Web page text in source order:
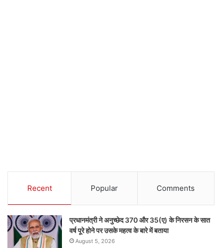
Recent Popular Comments
प्रधानमंत्री ने अनुच्छेद 370 और 35(ए) के निरसन के सात
वर्ष पूरे होने पर उसके महत्व के बारे में बताया
August 5, 2026